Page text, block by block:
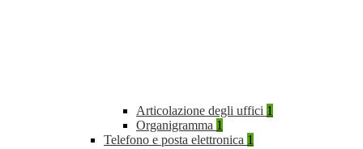
Articolazione degli uffici 1
Organigramma 1
Telefono e posta elettronica 1